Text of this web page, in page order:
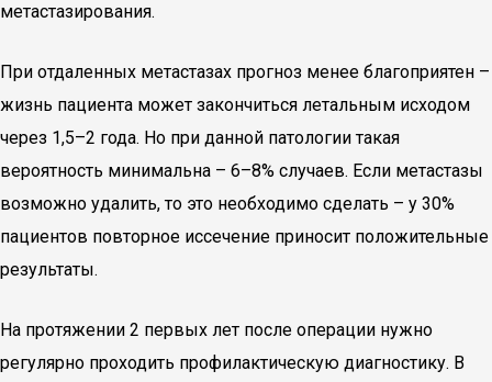
метастазирования.
При отдаленных метастазах прогноз менее благоприятен –
жизнь пациента может закончиться летальным исходом
через 1,5–2 года. Но при данной патологии такая
вероятность минимальна – 6–8% случаев. Если метастазы
возможно удалить, то это необходимо сделать – у 30%
пациентов повторное иссечение приносит положительные
результаты.
На протяжении 2 первых лет после операции нужно
регулярно проходить профилактическую диагностику. В